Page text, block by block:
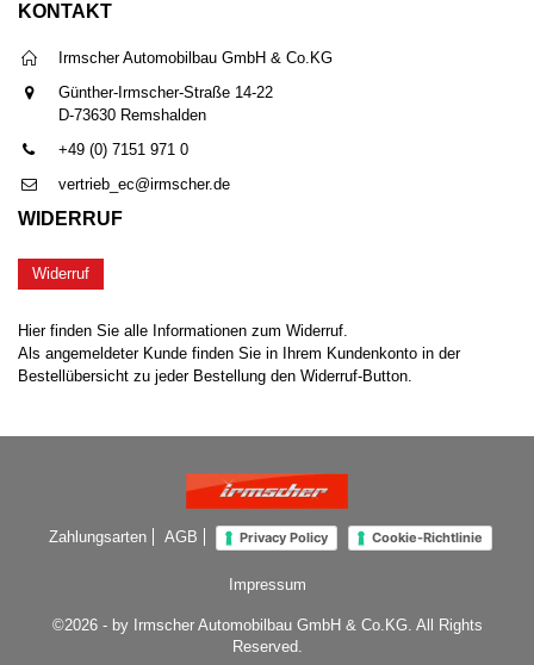
KONTAKT
Irmscher Automobilbau GmbH & Co.KG
Günther-Irmscher-Straße 14-22
D-73630 Remshalden
+49 (0) 7151 971 0
vertrieb_ec@irmscher.de
WIDERRUF
Widerruf
Hier finden Sie alle Informationen zum Widerruf.
Als angemeldeter Kunde finden Sie in Ihrem Kundenkonto in der
Bestellübersicht zu jeder Bestellung den Widerruf-Button.
Zahlungsarten AGB Privacy Policy Cookie-Richtlinie
Impressum
©2026 - by Irmscher Automobilbau GmbH & Co.KG. All Rights
Reserved.